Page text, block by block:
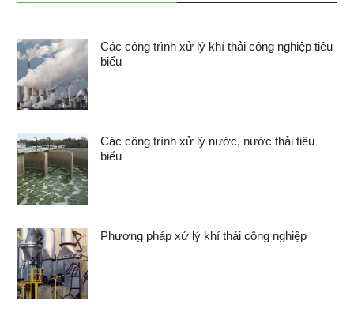
Các công trình xử lý khí thải công nghiệp tiêu
biểu
Các công trình xử lý nước, nước thải tiêu
biểu
Phương pháp xử lý khí thải công nghiệp